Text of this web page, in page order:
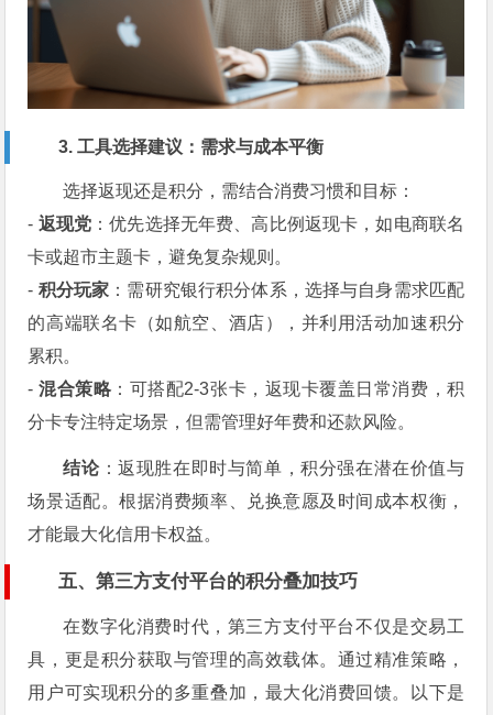
3. 工具选择建议：需求与成本平衡
选择返现还是积分，需结合消费习惯和目标：
- 返现党 ：优先选择无年费、高比例返现卡，如电商联名
卡或超市主题卡，避免复杂规则。
- 积分玩家 ：需研究银行积分体系，选择与自身需求匹配
的高端联名卡（如航空、酒店），并利用活动加速积分
累积。
-混合策略 ：可搭配2-3张卡，返现卡覆盖日常消费，积
分卡专注特定场景，但需管理好年费和还款风险。
结论：返现胜在即时与简单，积分强在潜在价值与
场景适配。根据消费频率、兑换意愿及时间成本权衡，
才能最大化信用卡权益。
五、第三方支付平台的积分叠加技巧
在数字化消费时代，第三方支付平台不仅是交易工
具，更是积分获取与管理的高效载体。通过精准策略，
用户可实现积分的多重叠加，最大化消费回馈。以下是